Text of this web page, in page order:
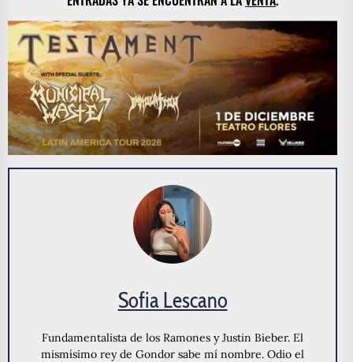
Sofia Lescano
Fundamentalista de los Ramones y Justin Bieber. El
mismísimo rey de Gondor sabe mí nombre. Odio el